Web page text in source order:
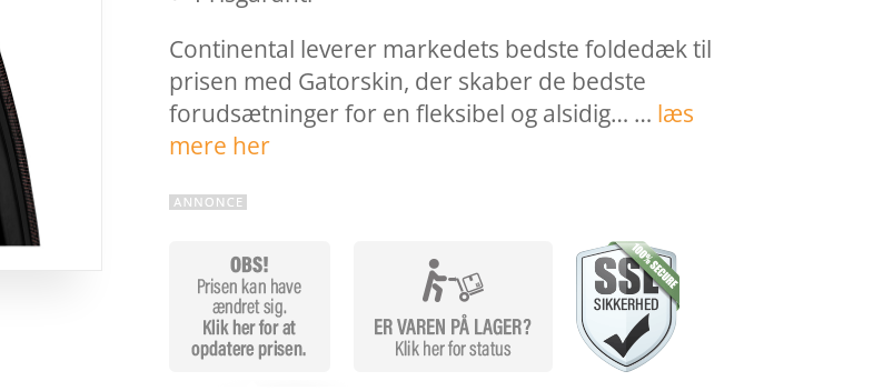
Continental leverer markedets bedste foldedæk til
prisen med Gatorskin, der skaber de bedste
forudsætninger for en fleksibel og alsidig… … læs
mere her